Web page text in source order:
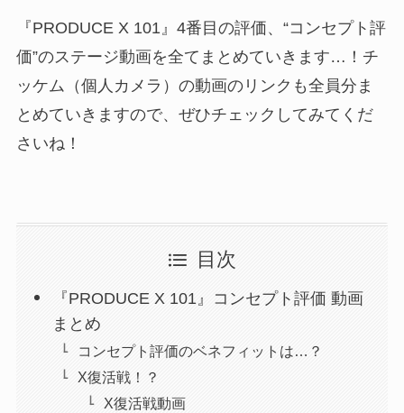
『PRODUCE X 101』4番目の評価、“コンセプト評
価”のステージ動画を全てまとめていきます…！チ
ッケム（個人カメラ）の動画のリンクも全員分ま
とめていきますので、ぜひチェックしてみてくだ
さいね！
目次
『PRODUCE X 101』コンセプト評価 動画
まとめ
コンセプト評価のベネフィットは…？
X復活戦！？
X復活戦動画